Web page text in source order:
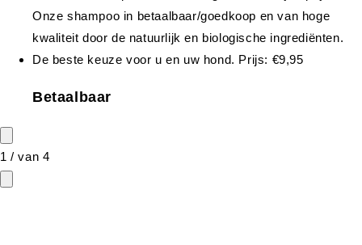
Betaalbaar
1 /van 4